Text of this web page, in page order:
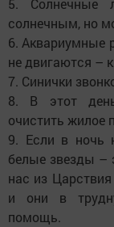
5.
солнечным, но
6. Аквариумные
не двигаются –
7. Синички
8. В этот
очистить жилое
9. Если в ночь
белые звезды –
нас из
и они в
помощь.